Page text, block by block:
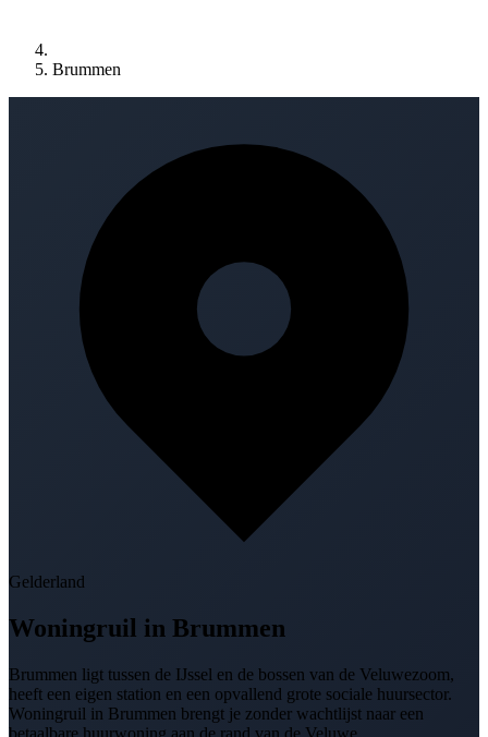
Brummen
Gelderland
Woningruil in Brummen
Brummen ligt tussen de IJssel en de bossen van de Veluwezoom,
heeft een eigen station en een opvallend grote sociale huursector.
Woningruil in Brummen brengt je zonder wachtlijst naar een
betaalbare huurwoning aan de rand van de Veluwe.